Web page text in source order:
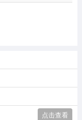
点击查看